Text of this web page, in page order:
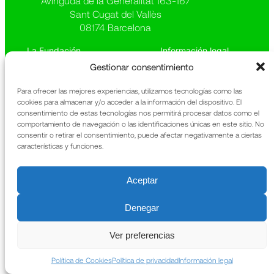
Gestionar consentimiento
Para ofrecer las mejores experiencias, utilizamos tecnologías como las
cookies para almacenar y/o acceder a la información del dispositivo. El
consentimiento de estas tecnologías nos permitirá procesar datos como el
comportamiento de navegación o las identificaciones únicas en este sitio. No
consentir o retirar el consentimiento, puede afectar negativamente a ciertas
características y funciones.
Aceptar
Denegar
Ver preferencias
Política de CookiesPolítica de privacidadInformación legal
Sant Cugat del Vallès
08174 Barcelona
La Fundación
Noticias
Contacto
Información legal
Política de privacidad
Memoria anual
URIACH